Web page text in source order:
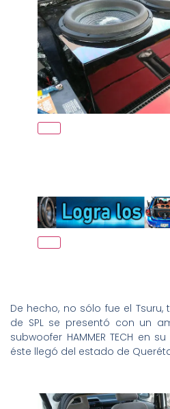
De hecho, no sólo fue el
de SPL se presentó con un
subwoofer HAMMER TECH en
éste llegó del estado de